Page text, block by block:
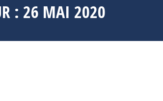
: 26 MAI 2020